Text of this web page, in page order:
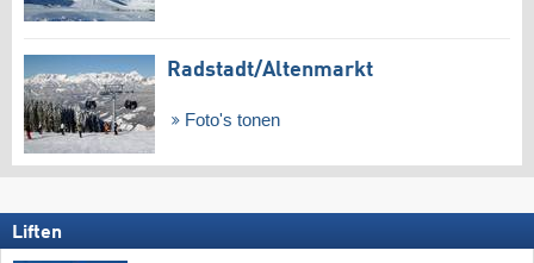
Radstadt/​Altenmarkt
Foto's tonen
Liften